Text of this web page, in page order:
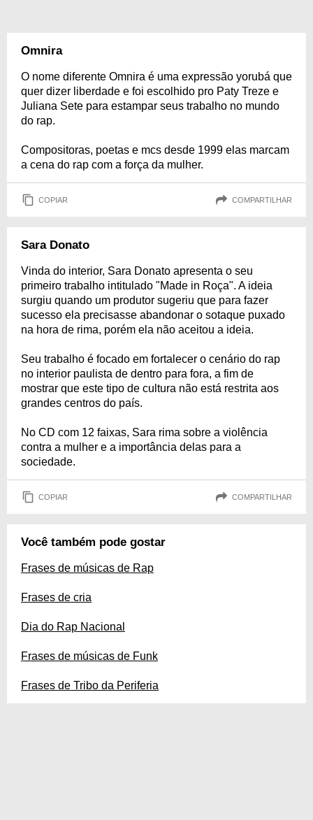
Omnira
O nome diferente Omnira é uma expressão yorubá que
quer dizer liberdade e foi escolhido pro Paty Treze e
Juliana Sete para estampar seus trabalho no mundo
do rap.
Compositoras, poetas e mcs desde 1999 elas marcam
a cena do rap com a força da mulher.
COPIAR COMPARTILHAR
Sara Donato
Vinda do interior, Sara Donato apresenta o seu
primeiro trabalho intitulado "Made in Roça". A ideia
surgiu quando um produtor sugeriu que para fazer
sucesso ela precisasse abandonar o sotaque puxado
na hora de rima, porém ela não aceitou a ideia.
Seu trabalho é focado em fortalecer o cenário do rap
no interior paulista de dentro para fora, a fim de
mostrar que este tipo de cultura não está restrita aos
grandes centros do país.
No CD com 12 faixas, Sara rima sobre a violência
contra a mulher e a importância delas para a
sociedade.
COPIAR COMPARTILHAR
Você também pode gostar
Frases de músicas de Rap
Frases de cria
Dia do Rap Nacional
Frases de músicas de Funk
Frases de Tribo da Periferia